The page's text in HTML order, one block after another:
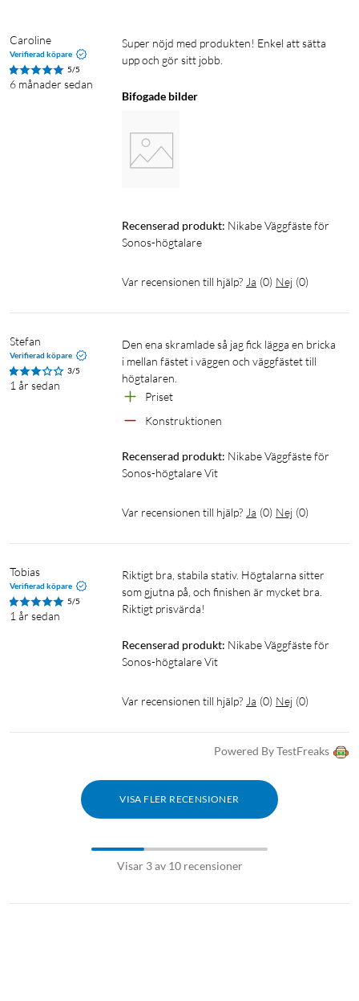
Caroline
Verifierad köpare
5/5
6 månader sedan
Super nöjd med produkten! Enkel att sätta
upp och gör sitt jobb.
Bifogade bilder
Recenserad produkt: Nikabe Väggfäste för
Sonos-högtalare
Var recensionen till hjälp? Ja (0) Nej (0)
Stefan
Verifierad köpare
3/5
1 år sedan
Den ena skramlade så jag fick lägga en bricka
i mellan fästet i väggen och väggfästet till
högtalaren.
Priset
Konstruktionen
Recenserad produkt: Nikabe Väggfäste för
Sonos-högtalare Vit
Var recensionen till hjälp? Ja (0) Nej (0)
Tobias
Verifierad köpare
5/5
1 år sedan
Riktigt bra, stabila stativ. Högtalarna sitter
som gjutna på, och finishen är mycket bra.
Riktigt prisvärda!
Recenserad produkt: Nikabe Väggfäste för
Sonos-högtalare Vit
Var recensionen till hjälp? Ja (0) Nej (0)
Powered By TestFreaks
VISA FLER RECENSIONER
Visar 3 av 10 recensioner